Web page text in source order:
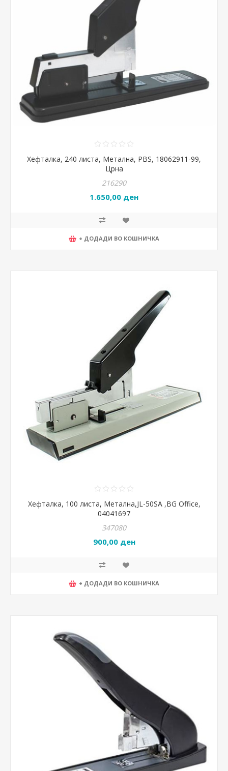
Хефталка, 240 листа, Метална, PBS, 18062911-99,
Црна
216290
1.650,00 ден
+ ДОДАДИ ВО КОШНИЧКА
Хефталка, 100 листа, Метална,JL-50SA ,BG Office,
04041697
347080
900,00 ден
+ ДОДАДИ ВО КОШНИЧКА